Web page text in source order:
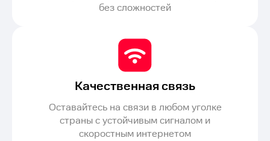
без сложностей
Качественная связь
Оставайтесь на связи в любом уголке
страны с устойчивым сигналом и
скоростным интернетом